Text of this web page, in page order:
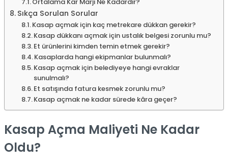
Sıkça Sorulan Sorular
Kasap açmak için kaç metrekare dükkan gerekir?
Kasap dükkanı açmak için ustalık belgesi zorunlu mu?
Et ürünlerini kimden temin etmek gerekir?
Kasaplarda hangi ekipmanlar bulunmalı?
Kasap açmak için belediyeye hangi evraklar
sunulmalı?
Et satışında fatura kesmek zorunlu mu?
Kasap açmak ne kadar sürede kâra geçer?
Kasap Açma Maliyeti Ne Kadar
Oldu?